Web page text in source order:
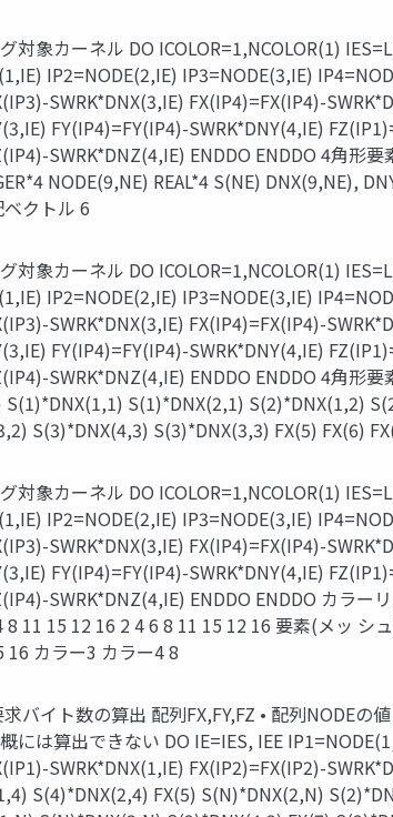
対象カーネル DO ICOLOR=1,NCOLOR(1)
IP2=NODE(2,IE) IP3=NODE(3,IE)
SWRK*DNX(3,IE) FX(IP4)=FX(IP4)-
FY(IP4)=FY(IP4)-SWRK*DNY(4,IE)
SWRK*DNZ(4,IE) ENDDO ENDDO 4角
NODE(9,NE) REAL*4 S(NE) DNX(9,NE),
クトル 6
対象カーネル DO ICOLOR=1,NCOLOR(1)
IP2=NODE(2,IE) IP3=NODE(3,IE)
SWRK*DNX(3,IE) FX(IP4)=FX(IP4)-
FY(IP4)=FY(IP4)-SWRK*DNY(4,IE)
SWRK*DNZ(4,IE) ENDDO ENDDO 4角
S(1)*DNX(1,1) S(1)*DNX(2,1) S(2)*DNX(1,2)
S(3)*DNX(4,3) S(3)*DNX(3,3) FX(5) FX(6)
対象カーネル DO ICOLOR=1,NCOLOR(1)
IP2=NODE(2,IE) IP3=NODE(3,IE)
SWRK*DNX(3,IE) FX(IP4)=FX(IP4)-
FY(IP4)=FY(IP4)-SWRK*DNY(4,IE)
SWRK*DNZ(4,IE) ENDDO ENDDO カラ
8 11 15 12 16 2 4 6 8 11 15 12 16 要素(メッ シ
16 カラー3 カラー4 8
バイト数の算出 配列FX,FY,FZ • 配列NODE
には算出できない DO IE=IES, IEE
SWRK*DNX(1,IE) FX(IP2)=FX(IP2)-
S(4)*DNX(2,4) FX(5) S(N)*DNX(2,N)